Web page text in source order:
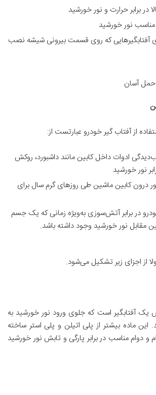
در برابر حرارت و نور خورشید
نور خورشید
آفتابگیرهایی که روی قسمت بیرونی شیشه نصب
آسان
از آفتاب گیر خودرو عبارتست از:
ادوات داخل کابین مانند داشبورد، روکش
نور خورشید
درون کابین ماشین طی روزهای گرم سال برای
در برابر آتش‌سوزی به‌ویژه زمانی که یک جسم
مقابل نور خورشید وجود داشته باشد.
از اجزای زیر تشکیل می‌شود.
آفتابگیر است که جلوی ورود نور خورشید به
این ماده بیشتر از پلی اتیلن و پلی استر ساخته
و دوام مناسب در برابر پارگی و تابش نور خورشید